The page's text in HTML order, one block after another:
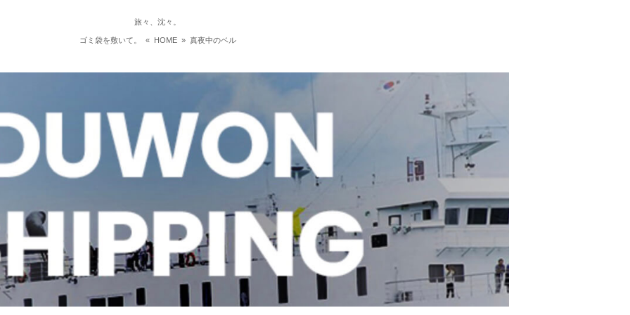
旅々、沈々。
ゴミ袋を敷いて。 « HOME» 真夜中のベル